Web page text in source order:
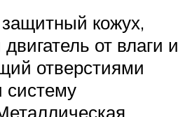
защитный кожух,
от влаги и
отверстиями
систему